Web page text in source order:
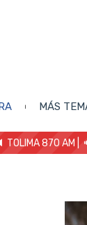
MÁS
TOLIMA 870 AM |